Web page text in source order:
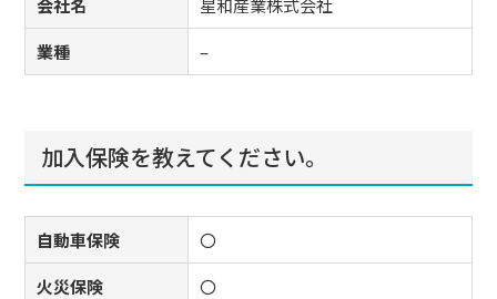
業種
–
加⼊保険を教えてください。
自動車保険
〇
火災保険
〇